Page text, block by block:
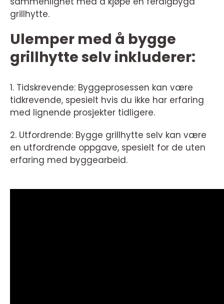
grillhytte.
Ulemper med å bygge
grillhytte selv inkluderer:
1. Tidskrevende: Byggeprosessen kan være
tidkrevende, spesielt hvis du ikke har erfaring
med lignende prosjekter tidligere.
2. Utfordrende: Bygge grillhytte selv kan være
en utfordrende oppgave, spesielt for de uten
erfaring med byggearbeid.